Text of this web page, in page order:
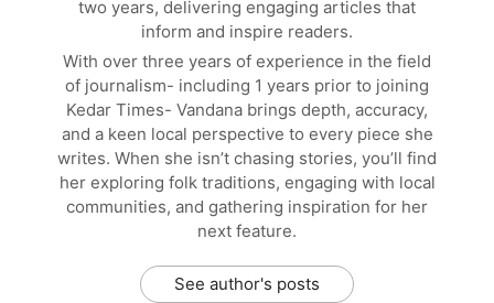
two years, delivering engaging articles that
inform and inspire readers.
With over three years of experience in the field
of journalism- including 1 years prior to joining
Kedar Times- Vandana brings depth, accuracy,
and a keen local perspective to every piece she
writes. When she isn’t chasing stories, you’ll find
her exploring folk traditions, engaging with local
communities, and gathering inspiration for her
next feature.
See author's posts